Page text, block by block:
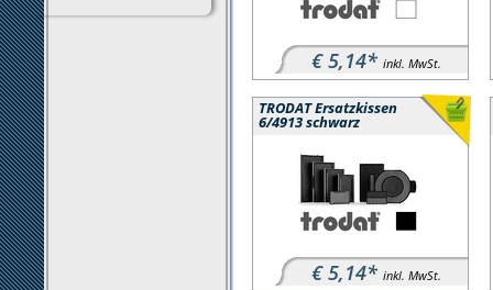
€ 5,14* inkl. MwSt.
TRODAT Ersatzkissen
6/4913 schwarz
€ 5,14* inkl. MwSt.